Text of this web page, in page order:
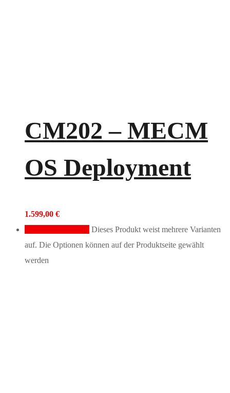
CM202 – MECM
OS Deployment
1.599,00 €
Dieses Produkt weist mehrere Varianten
auf. Die Optionen können auf der Produktseite gewählt
werden